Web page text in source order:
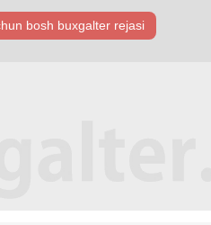
bosh buхgalter rejasi